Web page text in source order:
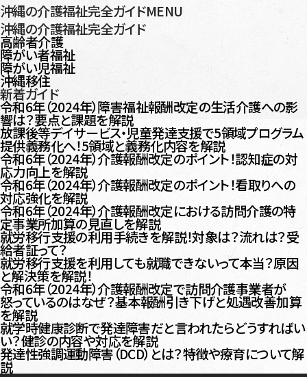
沖縄の介護福祉完全ガイドMENU
沖縄の介護福祉完全ガイド
高齢者介護
障がい者福祉
障がい児福祉
沖縄移住
新着ガイド
令和6年（2024年）障害福祉報酬改定の生活介護への影
響は？要点と課題を解説
放課後等デイサービス・児童発達支援で5領域プログラム
提供義務化へ！5領域と義務化内容を解説
令和6年（2024年）介護報酬改定のポイント！認知症の対
応力向上を解説
令和6年（2024年）介護報酬改定のポイント！看取りへの
対応強化を解説
令和6年（2024年）介護報酬改定における訪問介護の特
定事業所加算の見直しを解説
就労移行支援の利用手続きを解説！対象は？流れは？受
給者証って？
就労移行支援を利用しても就職できないって本当？原因
と解決策を解説！
令和6年（2024年）介護報酬改定で訪問介護事業者が
怒っているのはなぜ？基本報酬引き下げと処遇改善加算
を解説
就学時健康診断で発達障害だと言われたらどうすればい
い？健診の内容や対応を解説
発達性強調運動障害（DCD）とは？特徴や療育について解
説